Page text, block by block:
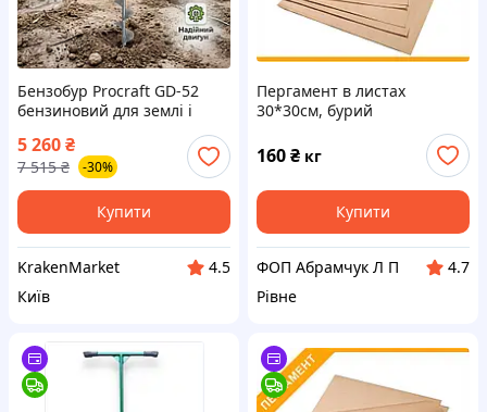
Бензобур Procraft GD-52
бензиновий для землі і
ручний 58 куб.см з легким
запуском для дому і дачі
5 260₴
7 515 ₴ -30%
Купити
KrakenMarket
4.5
Київ
Пергамент в листах
30*30см, бурий
160₴ кг
Купити
ФОП Абрамчук Л П
4.7
Рівне